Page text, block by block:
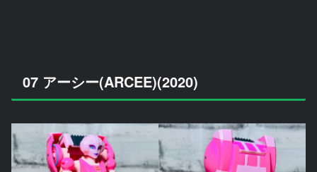
07 アーシー(ARCEE)(2020)